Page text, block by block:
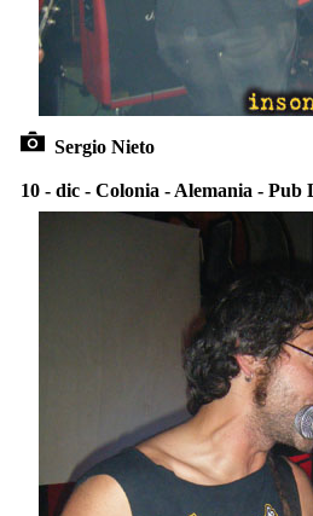
Sergio Nieto
10 - dic - Colonia - Alemania - Pub